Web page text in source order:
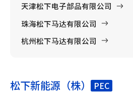
天津松下电子部品有限公司
珠海松下马达有限公司
杭州松下马达有限公司
松下新能源（株） PEC